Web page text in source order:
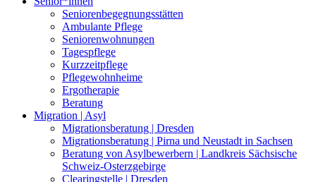
Seniorenbegegnungsstätten
Ambulante Pflege
Seniorenwohnungen
Tagespflege
Kurzzeitpflege
Pflegewohnheime
Ergotherapie
Beratung
Migration | Asyl
Migrationsberatung | Dresden
Migrationsberatung | Pirna und Neustadt in Sachsen
Beratung von Asylbewerbern | Landkreis Sächsische
Schweiz-Osterzgebirge
Clearingstelle | Dresden